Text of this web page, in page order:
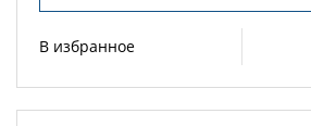
В избранное